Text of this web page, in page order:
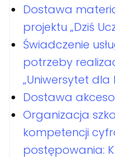
Dostawa
projektu „Dziś
Świadczenie
potrzeby
„Uniwersytet dla
Dostawa
Organizacja
kompetencji
postępowania: